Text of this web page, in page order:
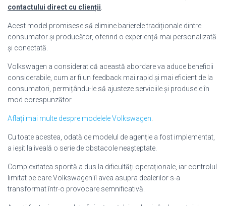
contactului direct cu clienții
Acest model promisese să elimine barierele tradiționale dintre
consumator și producător, oferind o experiență mai personalizată
și conectată.
Volkswagen a considerat că această abordare va aduce beneficii
considerabile, cum ar fi un feedback mai rapid și mai eficient de la
consumatori, permițându-le să ajusteze serviciile și produsele în
mod corespunzător .
Aflați mai multe despre modelele Volkswagen
Cu toate acestea, odată ce modelul de agenție a fost implementat,
a ieșit la iveală o serie de obstacole neașteptate.
Complexitatea sporită a dus la dificultăți operaționale, iar controlul
limitat pe care Volkswagen îl avea asupra dealerilor s-a
transformat într-o provocare semnificativă.